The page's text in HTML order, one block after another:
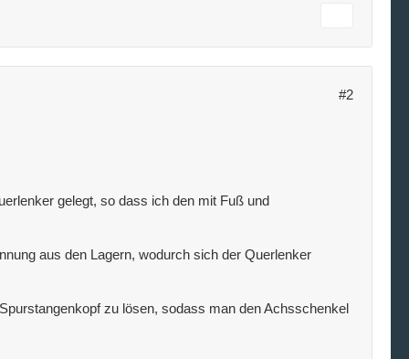
#2
gelegt, so dass ich den mit Fuß und
aus den Lagern, wodurch sich der Querlenker
zu lösen, sodass man den Achsschenkel